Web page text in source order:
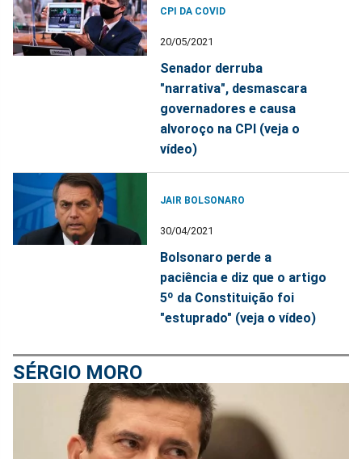
CPI DA COVID
20/05/2021
Senador derruba
"narrativa", desmascara
governadores e causa
alvoroço na CPI (veja o
vídeo)
JAIR BOLSONARO
30/04/2021
Bolsonaro perde a
paciência e diz que o artigo
5º da Constituição foi
"estuprado" (veja o vídeo)
SÉRGIO MORO